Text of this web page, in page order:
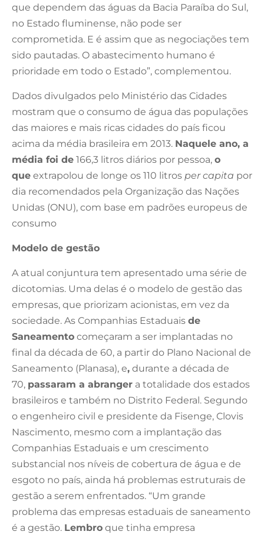
que dependem das águas da Bacia Paraíba do Sul,
no Estado fluminense, não pode ser
comprometida. E é assim que as negociações tem
sido pautadas. O abastecimento humano é
prioridade em todo o Estado”, complementou.
Dados divulgados pelo Ministério das Cidades
mostram que o consumo de água das populações
das maiores e mais ricas cidades do país ficou
acima da média brasileira em 2013. Naquele ano, a
média foi de 166,3 litros diários por pessoa, o
que extrapolou de longe os 110 litros per capita por
dia recomendados pela Organização das Nações
Unidas (ONU), com base em padrões europeus de
consumo
Modelo de gestão
A atual conjuntura tem apresentado uma série de
dicotomias. Uma delas é o modelo de gestão das
empresas, que priorizam acionistas, em vez da
sociedade. As Companhias Estaduais de
Saneamento começaram a ser implantadas no
final da década de 60, a partir do Plano Nacional de
Saneamento (Planasa), e, durante a década de
70, passaram a abranger a totalidade dos estados
brasileiros e também no Distrito Federal. Segundo
o engenheiro civil e presidente da Fisenge, Clovis
Nascimento, mesmo com a implantação das
Companhias Estaduais e um crescimento
substancial nos níveis de cobertura de água e de
esgoto no país, ainda há problemas estruturais de
gestão a serem enfrentados. “Um grande
problema das empresas estaduais de saneamento
é a gestão. Lembro que tinha empresa